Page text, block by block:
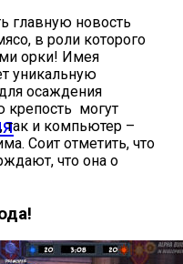
главную новость
в роли которого
орки! Имея
уникальную
осаждения
крепость могут
и компьютер –
Соит отметить, что
что она о